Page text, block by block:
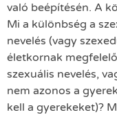
való beépítésén. A
Mi a különbség a
nevelés (vagy
életkornak
szexuális nevelés,
nem azonos a
kell a gyerekeket)?